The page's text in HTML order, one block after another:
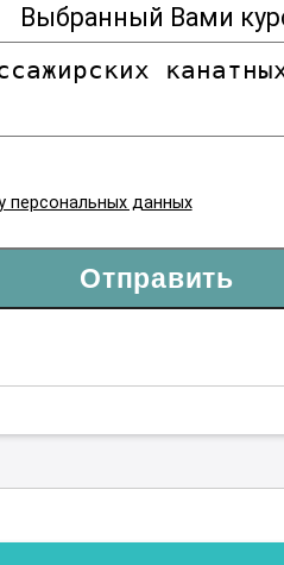
Выбранный Вами
персональных данных
Отправить